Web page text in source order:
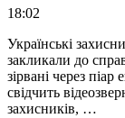
18:02
Українські
закликали до
зірвані через
свідчить
захисників, …